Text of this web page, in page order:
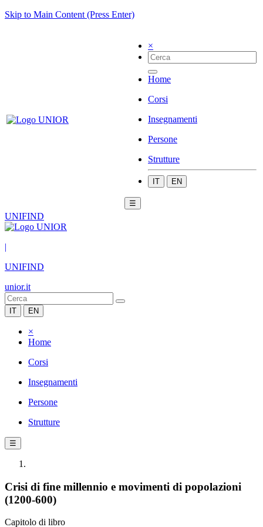
Skip to Main Content (Press Enter)
×
Home
Corsi
Insegnamenti
Persone
Strutture
IT EN
☰
UNIFIND
|
UNIFIND
unior.it
IT EN
×
Home
Corsi
Insegnamenti
Persone
Strutture
☰
Crisi di fine millennio e movimenti di popolazioni
(1200-600)
Capitolo di libro